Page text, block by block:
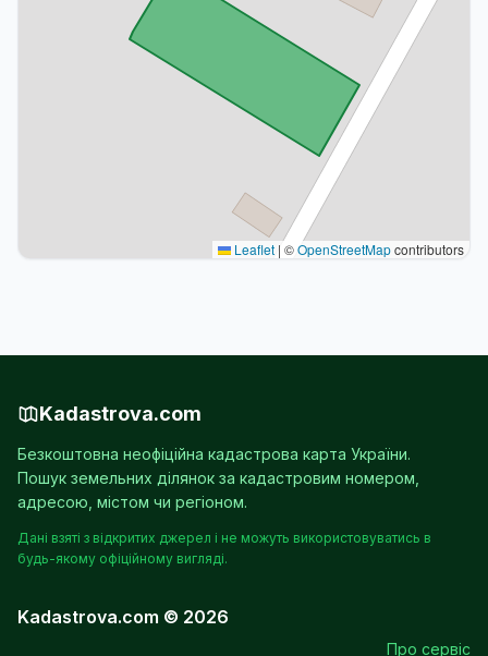
Leaflet | ©OpenStreetMapcontributors
Kadastrova.com
Безкоштовна неофіційна кадастрова карта України.
Пошук земельних ділянок за кадастровим номером,
адресою, містом чи регіоном.
Дані взяті з відкритих джерел і не можуть використовуватись в
будь-якому офіційному вигляді.
Kadastrova.com © 2026
Про сервіс